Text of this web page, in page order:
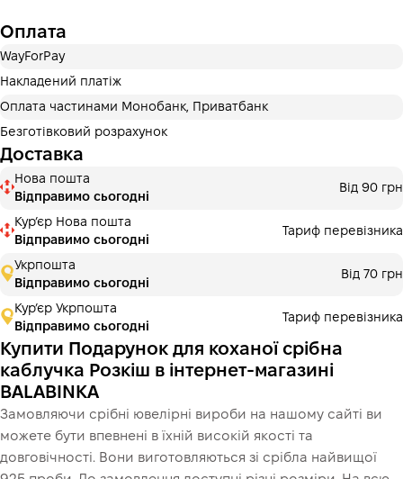
Оплату можна розділити на 2 або 3 платежі. Без
додаткових комісій для покупців. Кількість платежів
3 місяці
Оплату можна розділити на 2 або 3 платежі. Без
додаткових комісій для покупців. Кількість платежів
обирається на кроці оплати в корзині.
3 місяціх1 226.67 ₴
Це ще не оформлення кредитного договору. Ви просто
переходите до наступного кроку.
Купити
Оплата
WayForPay
Накладений платіж
Оплата частинами Монобанк, Приватбанк
Безготівковий розрахунок
Доставка
Нова пошта
Відправимо сьогодні
Від 90 грн
Курʼєр Нова пошта
Відправимо сьогодні
Тариф перевізника
Укрпошта
Відправимо сьогодні
Від 70 грн
Кур’єр Укрпошта
Відправимо сьогодні
Тариф перевізника
Купити Подарунок для коханої срібна
каблучка Розкіш в інтернет-магазині
BALABINKA
Замовляючи срібні ювелірні вироби на нашому сайті ви
можете бути впевнені в їхній високій якості та
довговічності. Вони виготовляються зі срібла найвищої